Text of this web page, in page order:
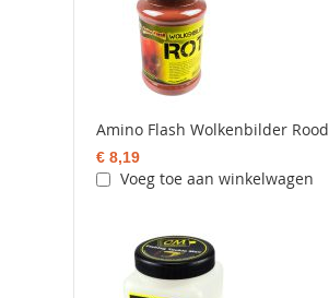
Amino Flash Wolkenbilder Rood
€ 8,19
Voeg toe aan winkelwagen